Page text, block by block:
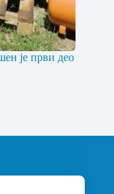
је први део